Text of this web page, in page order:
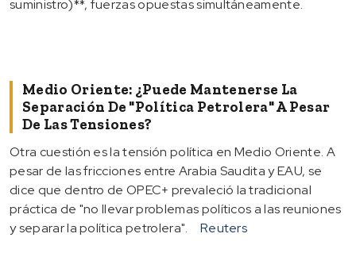
suministro)**, fuerzas opuestas simultáneamente.
Medio Oriente: ¿Puede Mantenerse La
Separación De "política Petrolera" A Pesar
De Las Tensiones?
Otra cuestión es la tensión política en Medio Oriente. A
pesar de las fricciones entre Arabia Saudita y EAU, se
dice que dentro de OPEC+ prevaleció la tradicional
práctica de "no llevar problemas políticos a las reuniones
y separar la política petrolera".
Reuters